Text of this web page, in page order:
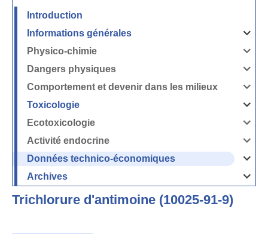
Introduction
Informations générales
Ouvrir
la
générales
Physico-chimie
Ouvrir
la
chimie
Dangers physiques
Ouvrir
la
Comportement et devenir dans les milieux
Ouvrir
la
et
les
milieux
Toxicologie
Ouvrir
la
Ecotoxicologie
Ouvrir
la
Activité endocrine
Ouvrir
la
endocrine
Données technico-économiques
Ouvrir
la
Données
Archives
Ouvrir
Trichlorure d'antimoine (10025-91-9)